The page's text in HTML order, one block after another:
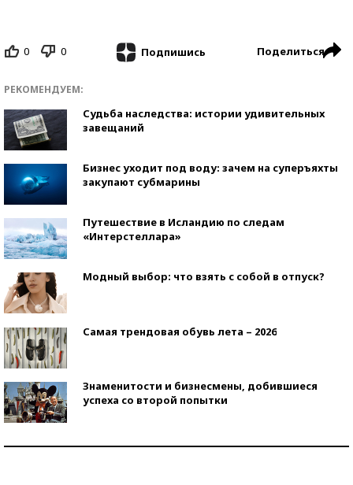
0 0 Подпишись Поделиться
РЕКОМЕНДУЕМ:
Судьба наследства: истории удивительных
завещаний
Бизнес уходит под воду: зачем на суперъяхты
закупают субмарины
Путешествие в Исландию по следам
«Интерстеллара»
Модный выбор: что взять с собой в отпуск?
Самая трендовая обувь лета – 2026
Знаменитости и бизнесмены, добившиеся
успеха со второй попытки